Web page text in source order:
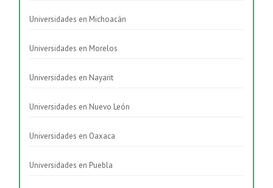
Universidades en Michoacán
Universidades en Morelos
Universidades en Nayarit
Universidades en Nuevo León
Universidades en Oaxaca
Universidades en Puebla